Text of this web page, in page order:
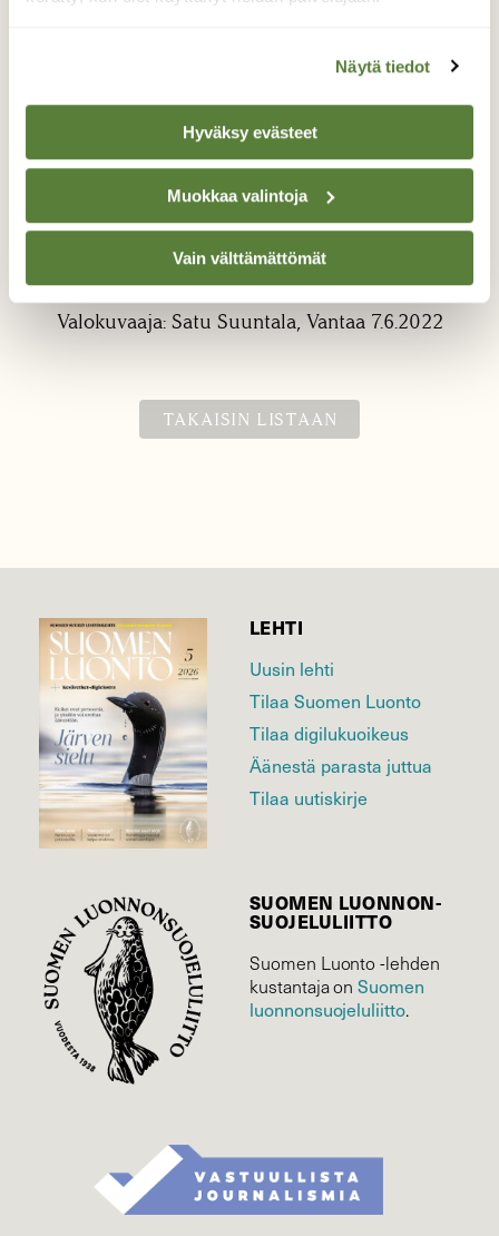
Näytä tiedot
Hyväksy evästeet
Muokkaa valintoja
Vain välttämättömät
Metsäkurjenpolven
kukkanuppu
Valokuvaaja: Satu Suuntala, Vantaa 7.6.2022
TAKAISIN LISTAAN
LEHTI
Uusin lehti
Tilaa Suomen Luonto
Tilaa digilukuoikeus
Äänestä parasta juttua
Tilaa uutiskirje
SUOMEN LUONNON­
SUOJELU­LIITTO
Suomen Luonto -lehden
kustantaja onSuomen
luonnonsuojelu­liitto.